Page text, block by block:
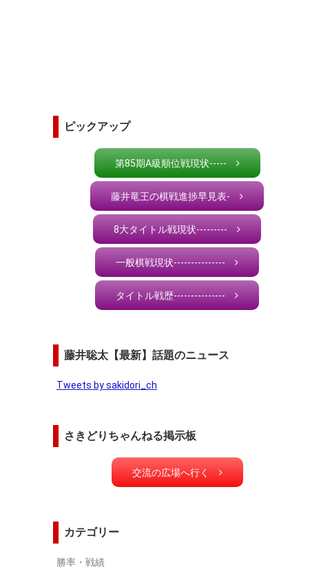
ピックアップ
第85期A級順位戦現状-----
藤井竜王の棋戦進捗早見表-
8大タイトル戦現状---------
一般棋戦現状---------------
タイトル戦歴---------------
藤井聡太【最新】話題のニュース
Tweets by sakidori_ch
さきどりちゃんねる掲示板
交流の広場へ行く
カテゴリー
勝率・戦績